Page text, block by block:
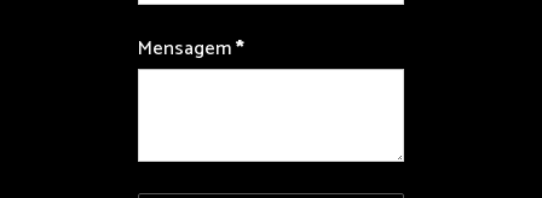
Mensagem*